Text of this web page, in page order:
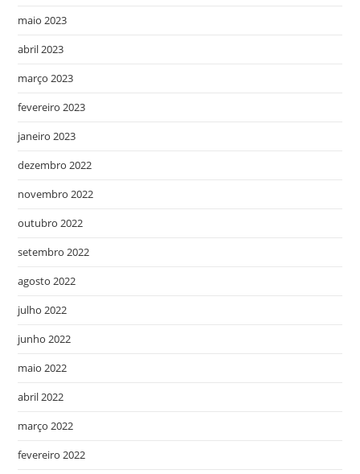
maio 2023
abril 2023
março 2023
fevereiro 2023
janeiro 2023
dezembro 2022
novembro 2022
outubro 2022
setembro 2022
agosto 2022
julho 2022
junho 2022
maio 2022
abril 2022
março 2022
fevereiro 2022